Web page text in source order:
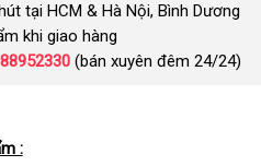
tại HCM & Hà Nội, Bình Dương
khi giao hàng
(bán xuyên đêm 24/24)
: